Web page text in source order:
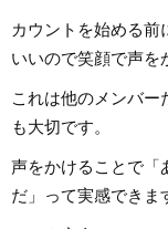
カウントを始める前
いいので笑顔で声を
これは他のメンバー
も大切です。
声をかけることで「
だ」って実感できま